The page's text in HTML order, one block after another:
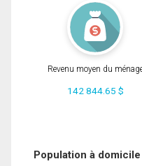
Revenu moyen du
142 844.65 $
Population à domicile